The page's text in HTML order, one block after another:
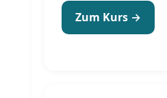
Zum Kurs →